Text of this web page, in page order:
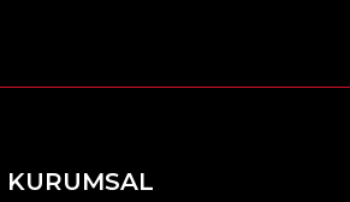
KURUMSAL